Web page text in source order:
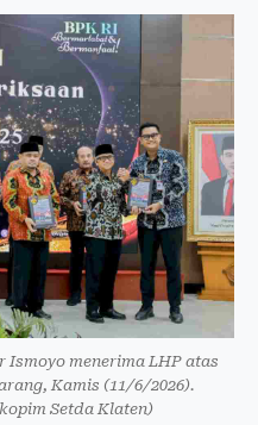
Ismoyo menerima LHP atas
Kamis (11/6/2026).
Setda Klaten)